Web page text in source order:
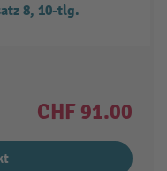
8, 10-tlg.
CHF 91.00